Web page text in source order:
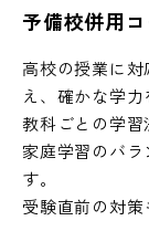
予備校併用
高校の授業に
え、確かな学力
教科ごとの学
家庭学習のバ
す。
受験直前の対策